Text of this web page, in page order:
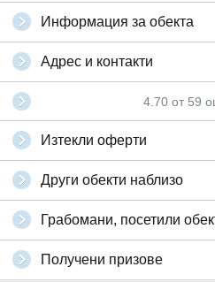
Информация за обекта
Адрес и контакти
4.70 от 59
Изтекли оферти
Други обекти наблизо
Грабомани, посетили
Получени призове